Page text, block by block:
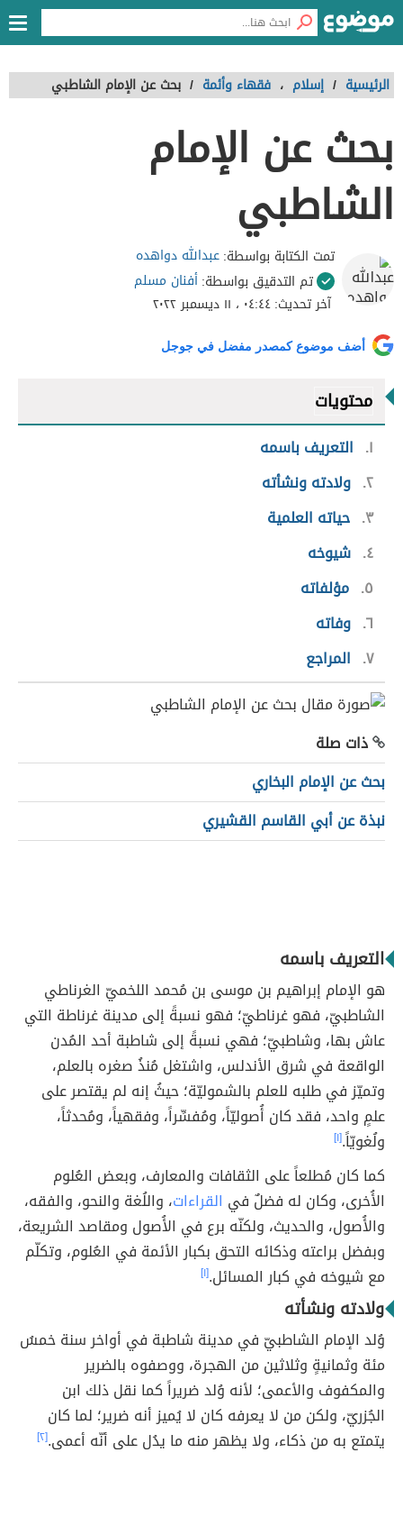
الرئيسية / إسلام ، فقهاء وأئمة / بحث عن الإمام الشاطبي
بحث عن الإمام
الشاطبي
تمت الكتابة بواسطة:عبدالله دواهده
تم التدقيق بواسطة:أفنان مسلم
آخر تحديث:٠٤:٤٤ ، ١١ ديسمبر ٢٠٢٢
أضف موضوع كمصدر مفضل في جوجل
محتويات
١
التعريف باسمه
٢ ولادته ونشأته
٣ حياته العلمية
٤ شيوخه
٥ مؤلفاته
٦ وفاته
٧ المراجع
ذات صلة
بحث عن الإمام البخاري
نبذة عن أبي القاسم القشيري
التعريف باسمه
هو الإمام إبراهيم بن موسى بن مُحمد اللخميّ الغرناطي
الشاطبيّ، فهو غرناطيّ؛ فهو نسبةً إلى مدينة غرناطة التي
عاش بها، وشاطبيّ؛ فهي نسبةً إلى شاطبة أحد المُدن
الواقعة في شرق الأندلس، واشتغل مُنذُ صغره بالعلم،
وتميّز في طلبه للعلم بالشموليّة؛ حيثُ إنه لم يقتصر على
علمٍ واحد، فقد كان أُصوليّاً، ومُفسِّراً، وفقهياً، ومُحدثاً،
ولُغويّاً.[١]
كما كان مُطلعاً على الثقافات والمعارف، وبعض العُلوم
الأُخرى، وكان له فضلٌ في القراءات، واللُغة والنحو، والفقه،
والأُصول، والحديث، ولكنّه برع في الأُصول ومقاصد الشريعة،
وبفضل براعته وذكائه التحق بكبار الأئمة في العُلوم، وتكلّم
مع شيوخه في كبار المسائل.[١]
ولادته ونشأته
وُلد الإمام الشاطبيّ في مدينة شاطبة في أواخر سنة خمسُ
مئة وثمانيةٍ وثلاثين من الهجرة، ووصفوه بالضرير
والمكفوف والأعمى؛ لأنه وُلد ضريراً كما نقل ذلك ابن
الجُزريّ، ولكن من لا يعرفه كان لا يُميز أنه ضرير؛ لما كان
يتمتع به من ذكاء، ولا يظهر منه ما يدُل على أنّه أعمى.[٢]